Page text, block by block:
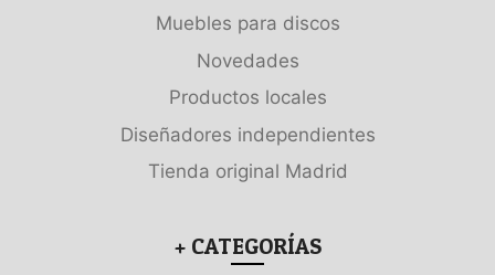
Muebles para discos
Novedades
Productos locales
Diseñadores independientes
Tienda original Madrid
+ CATEGORÍAS